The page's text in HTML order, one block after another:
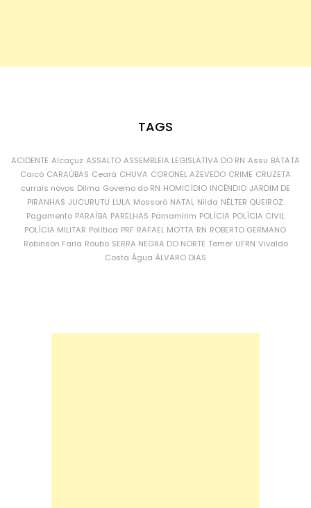
TAGS
ACIDENTE Alcaçuz ASSALTO ASSEMBLEIA LEGISLATIVA DO RN Assu BATATA
Caicó CARAÚBAS Ceará CHUVA CORONEL AZEVEDO CRIME CRUZETA
currais novos Dilma Governo do RN HOMICÍDIO INCÊNDIO JARDIM DE
PIRANHAS JUCURUTU LULA Mossoró NATAL Nilda NÉLTER QUEIROZ
Pagamento PARAÍBA PARELHAS Parnamirim POLÍCIA POLÍCIA CIVIL
POLÍCIA MILITAR Política PRF RAFAEL MOTTA RN ROBERTO GERMANO
Robinson Faria Roubo SERRA NEGRA DO NORTE Temer UFRN Vivaldo
Costa Água ÁLVARO DIAS